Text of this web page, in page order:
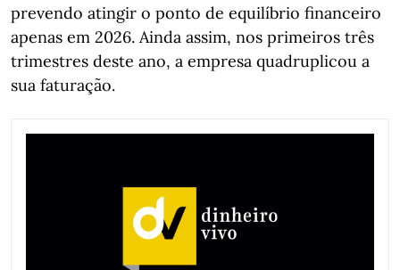
prevendo atingir o ponto de equilíbrio financeiro
apenas em 2026. Ainda assim, nos primeiros três
trimestres deste ano, a empresa quadruplicou a
sua faturação.